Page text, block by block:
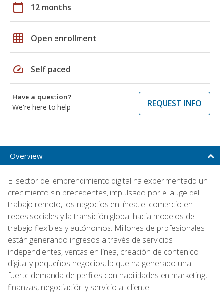
calendar_today 12 months
grid_on Open enrollment
speed Self paced
Have a question?
We're here to help
REQUEST INFO
Overview
El sector del emprendimiento digital ha experimentado un
crecimiento sin precedentes, impulsado por el auge del
trabajo remoto, los negocios en línea, el comercio en
redes sociales y la transición global hacia modelos de
trabajo flexibles y autónomos. Millones de profesionales
están generando ingresos a través de servicios
independientes, ventas en línea, creación de contenido
digital y pequeños negocios, lo que ha generado una
fuerte demanda de perfiles con habilidades en marketing,
finanzas, negociación y servicio al cliente.